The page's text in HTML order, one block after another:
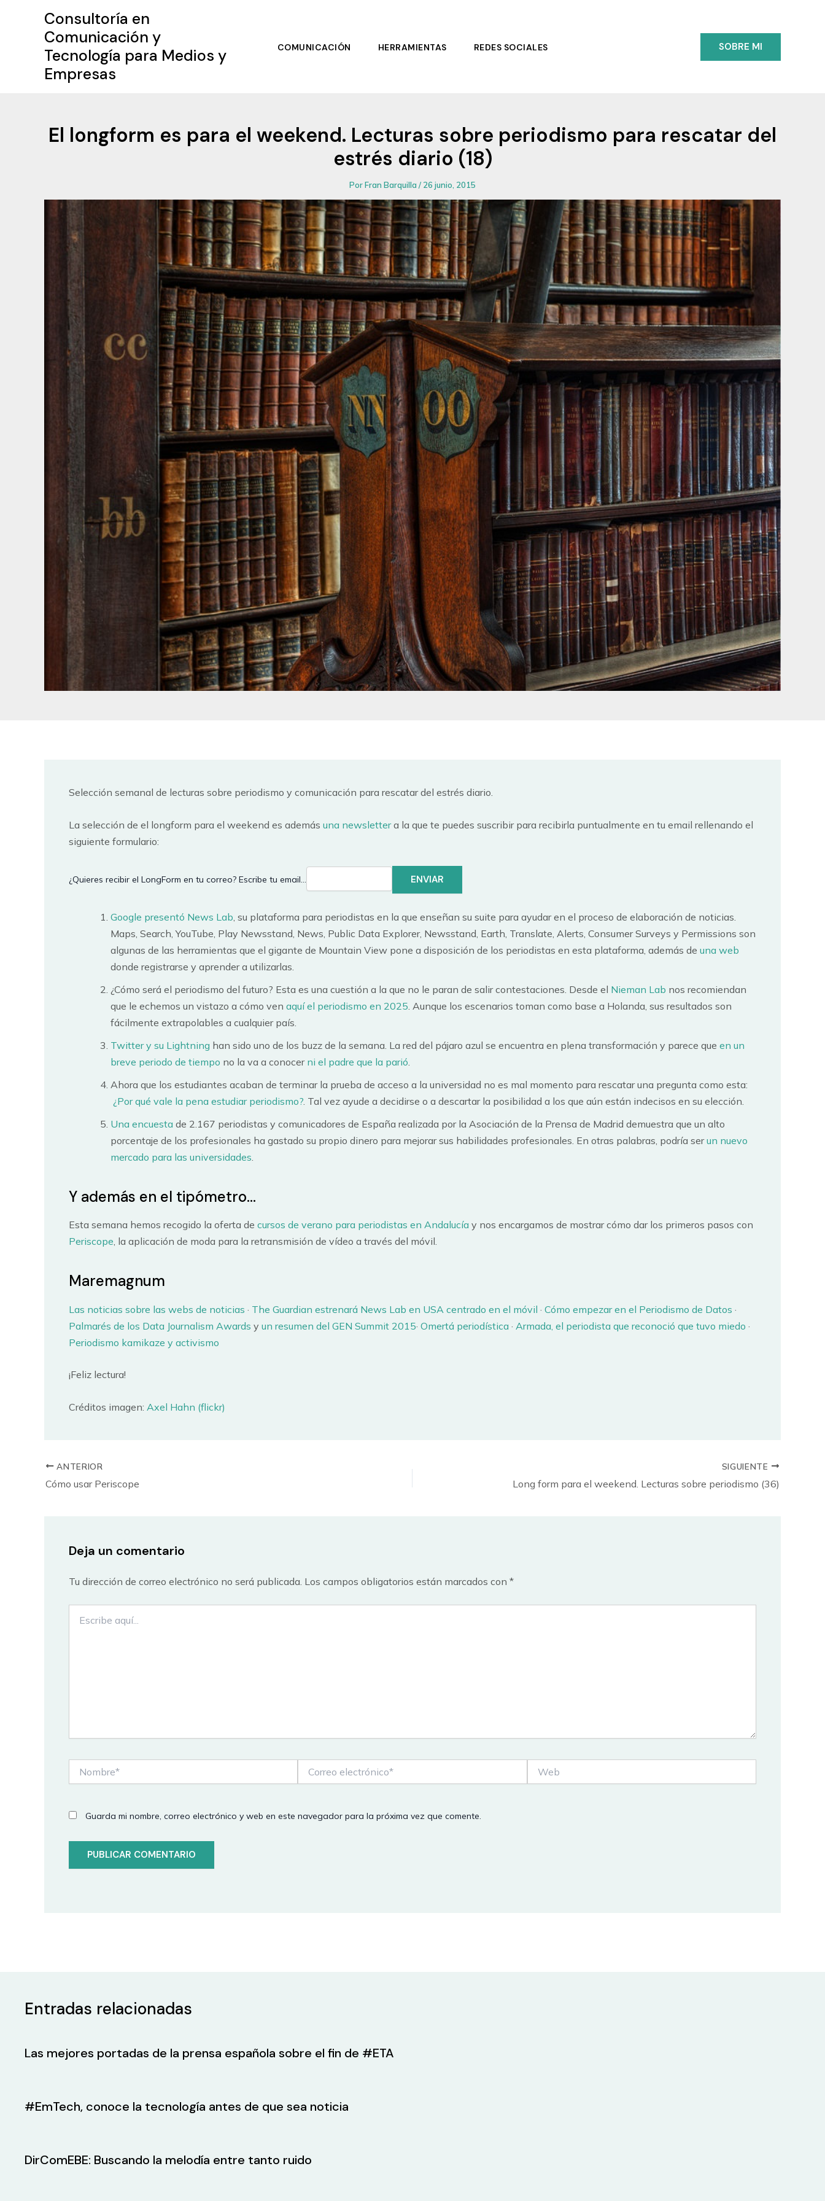
Consultoría en
Comunicación y
Tecnología para Medios y
Empresas
COMUNICACIÓN HERRAMIENTAS REDES SOCIALES SOBRE MI
El longform es para el weekend. Lecturas sobre periodismo para rescatar del
estrés diario (18)
PorFran Barquilla/ 26 junio, 2015
Selección semanal de lecturas sobre periodismo y comunicación para rescatar del estrés diario.
La selección de el longform para el weekend es además una newslettera la que te puedes suscribir para recibirla puntualmente en tu email rellenando el
siguiente formulario:
¿Quieres recibir el LongForm en tu correo? Escribe tu email…
Google presentó News Lab, su plataforma para periodistas en la que enseñan su suite para ayudar en el proceso de elaboración de noticias.
Maps, Search, YouTube, Play Newsstand, News, Public Data Explorer, Newsstand, Earth, Translate, Alerts, Consumer Surveys y Permissions son
algunas de las herramientas que el gigante de Mountain View pone a disposición de los periodistas en esta plataforma, además de una web
donde registrarse y aprender a utilizarlas.
¿Cómo será el periodismo del futuro? Esta es una cuestión a la que no le paran de salir contestaciones. Desde el Nieman Lab nos recomiendan
que le echemos un vistazo a cómo ven aquí el periodismo en 2025. Aunque los escenarios toman como base a Holanda, sus resultados son
fácilmente extrapolables a cualquier país.
Twitter y su Lightning han sido uno de los buzz de la semana. La red del pájaro azul se encuentra en plena transformación y parece que en un
breve periodo de tiempo no la va a conocer ni el padre que la parió.
Ahora que los estudiantes acaban de terminar la prueba de acceso a la universidad no es mal momento para rescatar una pregunta como esta:
¿Por qué vale la pena estudiar periodismo?. Tal vez ayude a decidirse o a descartar la posibilidad a los que aún están indecisos en su elección.
Una encuesta de 2.167 periodistas y comunicadores de España realizada por la Asociación de la Prensa de Madrid demuestra que un alto
porcentaje de los profesionales ha gastado su propio dinero para mejorar sus habilidades profesionales. En otras palabras, podría serun nuevo
mercado para las universidades.
Y además en el tipómetro…
Esta semana hemos recogido la oferta de cursos de verano para periodistas en Andalucía y nos encargamos de mostrar cómo dar los primeros pasos con
Periscope, la aplicación de moda para la retransmisión de vídeo a través del móvil.
Maremagnum
Las noticias sobre las webs de noticias · The Guardian estrenará News Lab en USA centrado en el móvil · Cómo empezar en el Periodismo de Datos ·
Palmarés de los Data Journalism Awards y un resumen del GEN Summit 2015· Omertá periodística · Armada, el periodista que reconoció que tuvo miedo ·
Periodismo kamikaze y activismo
¡Feliz lectura!
Créditos imagen: Axel Hahn (flickr)
ANTERIOR
Cómo usar Periscope
SIGUIENTE
Long form para el weekend. Lecturas sobre periodismo (36)
Deja un comentario
Tu dirección de correo electrónico no será publicada. Los campos obligatorios están marcados con *
aquí...
electrónico*
Guarda mi nombre, correo electrónico y web en este navegador para la próxima vez que comente.
Entradas relacionadas
Las mejores portadas de la prensa española sobre el fin de #ETA
#EmTech, conoce la tecnología antes de que sea noticia
DirComEBE: Buscando la melodía entre tanto ruido